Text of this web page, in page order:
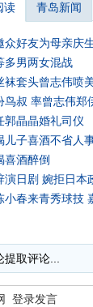
读 青岛新闻
众好友为母亲庆
多男两女混战
袜套头曾志伟喷
鸟叔 率曾志伟郑
郭晶晶婚礼司仪
儿子喜酒不省人
喜酒醉倒
演日剧 婉拒日本
小春来青秀球技
提取评论...